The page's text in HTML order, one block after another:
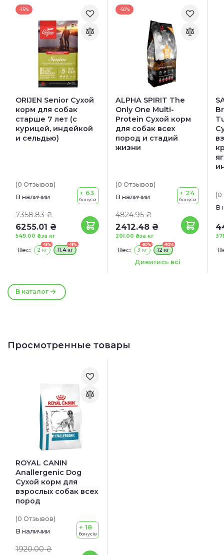
В каталог
-15%
ORIJEN Senior Сухой
корм для собак
старше 7 лет (с
курицей, индейкой
и сельдью)
(0 Отзывов)
В наличии
7358.83 ₴
6255.01 ₴
за кг
549.00 ₴
+ 63
бонуси
Вес:
-15%
2 кг
-15%
11.4 кг
-50%
ALPHA SPIRIT The
Only One Multi-
Protein Сухой корм
для собак всех
пород и стадий
жизни
(0 Отзывов)
В наличии
4824.95 ₴
2412.48 ₴
за кг
201.00 ₴
+ 24
бонуси
Вес:
-50%
3 кг
-50%
12 кг
Сроки годности:
Дивитись всі
(0
В
Просмотренные товары
ROYAL CANIN
Anallergenic Dog
Сухой корм для
взрослых собак всех
пород
(0 Отзывов)
В наличии
1920.00 ₴
+ 18
бонусів